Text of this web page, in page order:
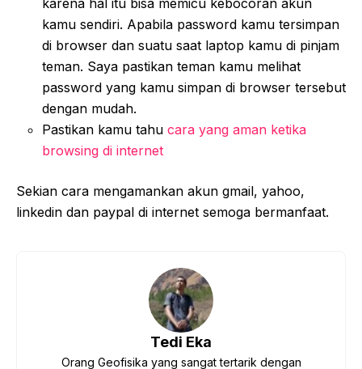
kamu sendiri. Apabila password kamu tersimpan
di browser dan suatu saat laptop kamu di pinjam
teman. Saya pastikan teman kamu melihat
password yang kamu simpan di browser tersebut
dengan mudah.
Pastikan kamu tahu cara yang aman ketika
browsing di internet
Sekian cara mengamankan akun gmail, yahoo,
linkedin dan paypal di internet semoga bermanfaat.
Tedi Eka
Orang Geofisika yang sangat tertarik dengan